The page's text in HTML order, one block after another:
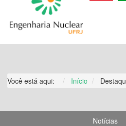
Você está aqui: Início
Notícias